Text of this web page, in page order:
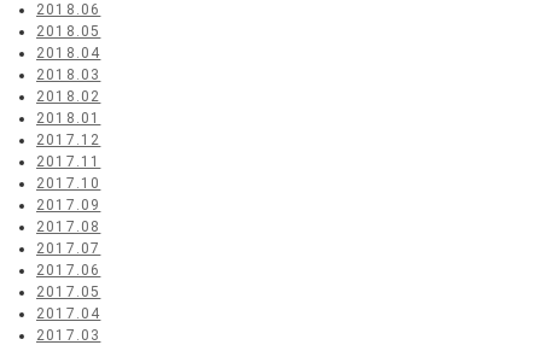
2018.06
2018.05
2018.04
2018.03
2018.02
2018.01
2017.12
2017.11
2017.10
2017.09
2017.08
2017.07
2017.06
2017.05
2017.04
2017.03